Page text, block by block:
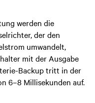
werden die
der den
umwandelt,
mit der Ausgabe
Backup tritt in der
6–8 Millisekunden auf.